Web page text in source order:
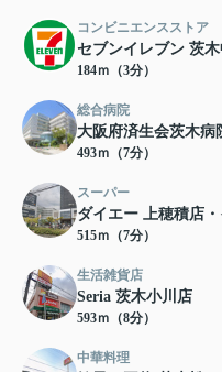
コンビニエンスストア
セブンイレブン 茨
184ｍ（3分）
総合病院
大阪府済生会茨木病
493ｍ（7分）
スーパー
ダイエー 上穂積店
515ｍ（7分）
生活雑貨店
Seria 茨木小川店
593ｍ（8分）
中華料理